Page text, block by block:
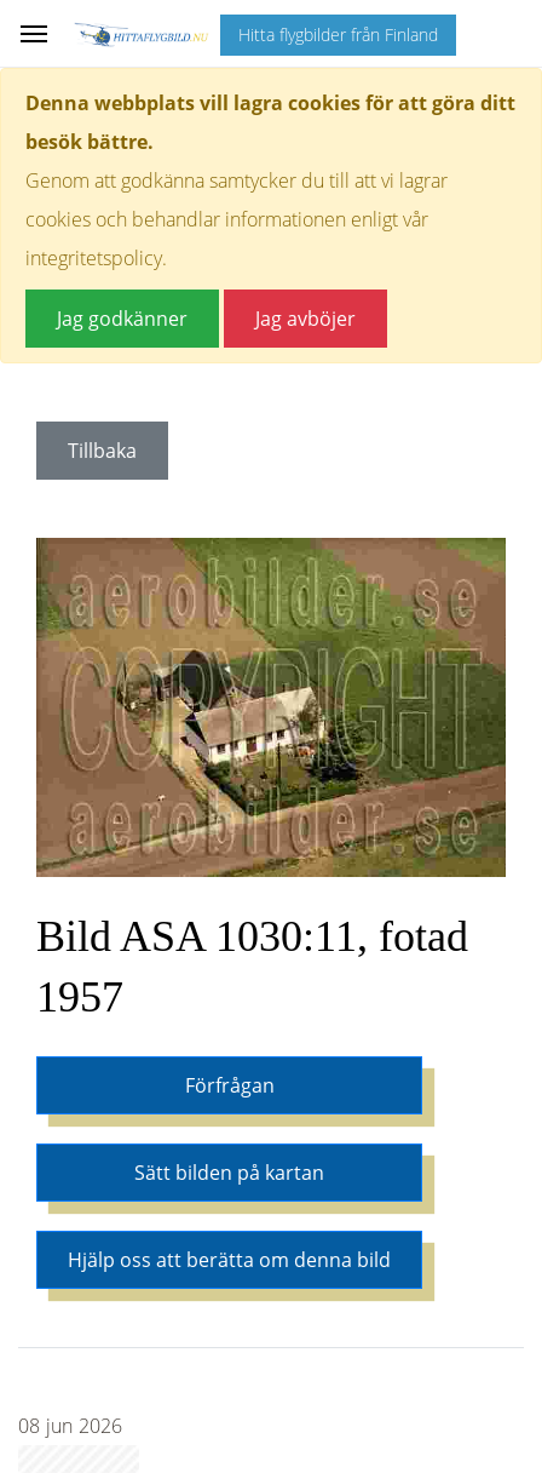
Denna webbplats vill lagra cookies för att göra ditt
besök bättre.
Genom att godkänna samtycker du till att vi lagrar
cookies och behandlar informationen enligt vår
integritetspolicy.
Jag godkänner Jag avböjer
Hitta flygbilder från Finland
Tillbaka
Bild ASA 1030:11, fotad
1957
Förfrågan
Sätt bilden på kartan
Hjälp oss att berätta om denna bild
08 jun 2026